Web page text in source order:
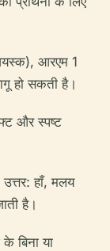
आरएम 1
हो सकती है।
और स्पष्ट
उत्तर: हाँ, मलय
है।
बिना या